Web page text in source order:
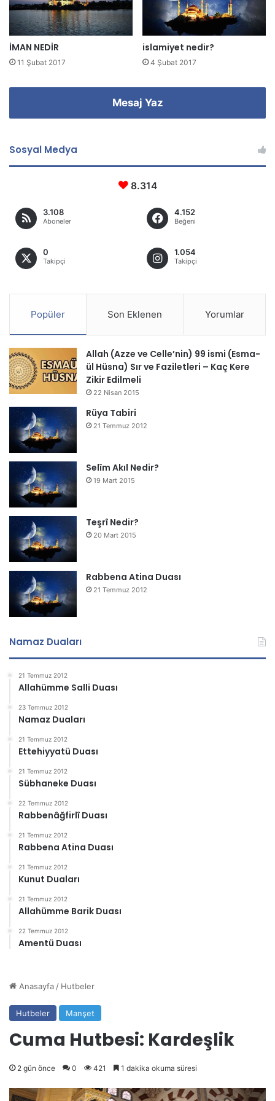
n
İMAN NEDİR
11 Şubat 2017
islamiyet nedir?
4 Şubat 2017
Mesaj Yaz
Sosyal Medya
8.314
3.108
Aboneler
4.152
Beğeni
0
Takipçi
1.054
Takipçi
Popüler Son Eklenen Yorumlar
Allah (Azze ve Celle’nin) 99 ismi (Esma-
ül Hüsna) Sır ve Faziletleri – Kaç Kere
Zikir Edilmeli
22 Nisan 2015
Rüya Tabiri
21 Temmuz 2012
Selîm Akıl Nedir?
19 Mart 2015
Teşrî Nedir?
20 Mart 2015
Rabbena Atina Duası
21 Temmuz 2012
Namaz Duaları
21 Temmuz 2012
Allahümme Salli Duası
23 Temmuz 2012
Namaz Duaları
21 Temmuz 2012
Ettehiyyatü Duası
21 Temmuz 2012
Sübhaneke Duası
22 Temmuz 2012
Rabbenâğfirlî Duası
21 Temmuz 2012
Rabbena Atina Duası
21 Temmuz 2012
Kunut Duaları
21 Temmuz 2012
Allahümme Barik Duası
22 Temmuz 2012
Amentü Duası